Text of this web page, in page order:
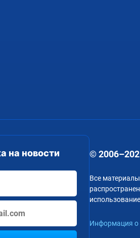
на новости ©
Все
Информация о